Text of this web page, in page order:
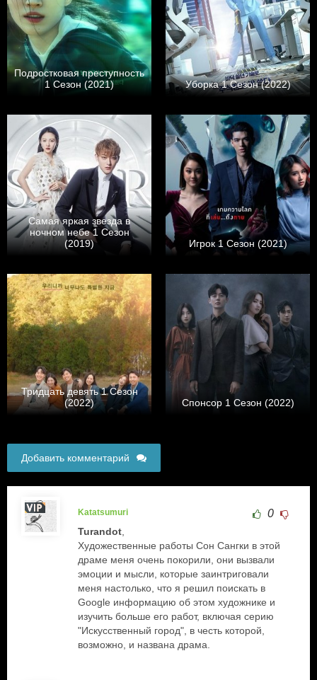
Подростковая преступность
1 Сезон (2021)
Уборка 1 Сезон (2022)
Самая яркая звезда в
ночном небе 1 Сезон
(2019)
Игрок 1 Сезон (2021)
Тридцать девять 1 Сезон
(2022)
Спонсор 1 Сезон (2022)
Добавить комментарий
Katatsumuri 0
Turandot,
Художественные работы Сон Сангки в этой
драме меня очень покорили, они вызвали
эмоции и мысли, которые заинтриговали
меня настолько, что я решил поискать в
Google информацию об этом художнике и
изучить больше его работ, включая серию
"Искусственный город", в честь которой,
возможно, и названа драма.